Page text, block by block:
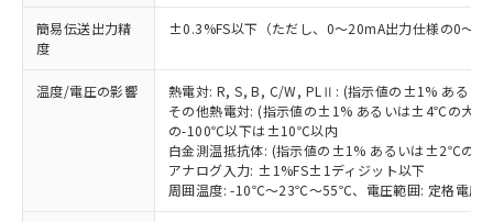
簡易伝送出力精
度
±0.3%FS以下（ただし、0～20mA出力仕様の0～
温度/電圧の影響
熱電対: R, S, B, C/W, PLⅡ: (指示値の±1% ある
その他熱電対: (指示値の±1% あるいは±4℃の大き
の-100℃以下は±10℃以内
白金測温抵抗体: (指示値の±1% あるいは±2℃の大
アナログ入力: ±1%FS±1ディジット以下
周囲温度: -10℃～23℃～55℃、電圧範囲: 定格電圧